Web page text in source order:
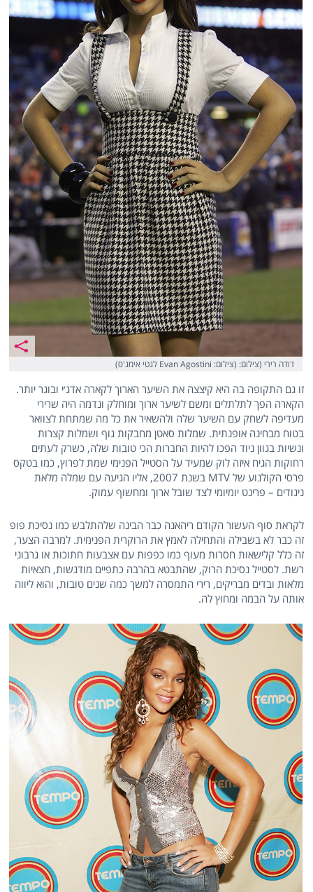
דודה רירי (צילום: (צילום: Evan Agostini לגטי אימג'ס)
זו גם התקופה בה היא קיצצה את השיער הארוך לקארה אדג׳י ובוגר יותר.
הקארה הפך לתלתלים ומשם לשיער ארוך ומוחלק ונדמה היה שרירי
מעדיפה לשחק עם השיער שלה ולהשאיר את כל מה שמתחת לצוואר
בטוח מבחינה אופנתית. שמלות סאטן מחבקות גוף ושמלות קצרות
ונשיות בגוון ניוד הפכו להיות החברות הכי טובות שלה, כשרק לעתים
רחוקות הגיח איזה לוק שמעיד על הסטייל הפנימי שמת לפרוץ, כמו בטקס
פרסי הקולנוע של MTV בשנת 2007, אליו הגיעה עם שמלה מלאת
ניגודים – פרינט יומיומי לצד שובל ארוך ומחשוף עמוק.
לקראת סוף העשור הקודם ריהאנה כבר הבינה שלהתלבש כמו נסיכת פופ
זה כבר לא בשבילה והתחילה לאמץ את הרוקרית הפנימית. למרבה הצער,
זה כלל קלישאות חסרות מעוף כמו כפפות עם אצבעות חתוכות או גרבוני
רשת. לסטייל נסיכת הרוק, שהתבטא בהרבה כתפיים מודגשות, חצאיות
מלאות ובדים מבריקים, רירי התמסרה למשך כמה שנים טובות, והוא ליווה
אותה על הבמה ומחוץ לה.